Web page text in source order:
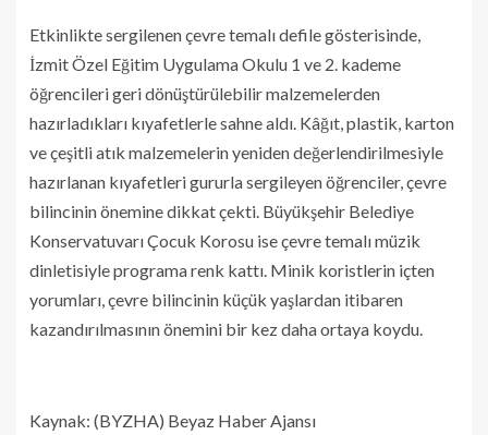
Etkinlikte sergilenen çevre temalı defile gösterisinde,
İzmit Özel Eğitim Uygulama Okulu 1 ve 2. kademe
öğrencileri geri dönüştürülebilir malzemelerden
hazırladıkları kıyafetlerle sahne aldı. Kâğıt, plastik, karton
ve çeşitli atık malzemelerin yeniden değerlendirilmesiyle
hazırlanan kıyafetleri gururla sergileyen öğrenciler, çevre
bilincinin önemine dikkat çekti. Büyükşehir Belediye
Konservatuvarı Çocuk Korosu ise çevre temalı müzik
dinletisiyle programa renk kattı. Minik koristlerin içten
yorumları, çevre bilincinin küçük yaşlardan itibaren
kazandırılmasının önemini bir kez daha ortaya koydu.
Kaynak: (BYZHA) Beyaz Haber Ajansı